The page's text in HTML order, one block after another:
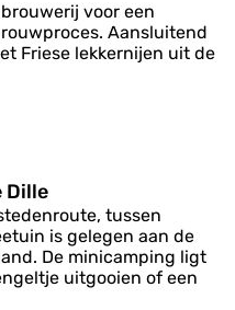
voor een
Aansluitend
Friese lekkernijen uit de
Dille
tussen
is gelegen aan de
De minicamping ligt
uitgooien of een